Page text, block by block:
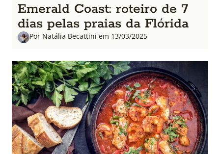
Emerald Coast: roteiro de 7
dias pelas praias da Flórida
Por Natália Becattini em 13/03/2025